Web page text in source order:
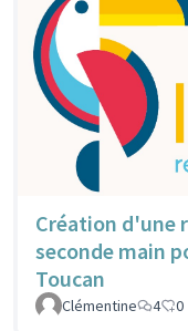
Création d'une
seconde main
Toucan
Clémentine 4 0